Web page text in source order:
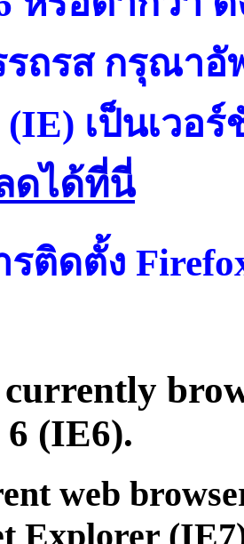
ถรส กรุณาอั
เป็นเวอ
ดได้ที่น
รติดตั้ง
(IE6).
web
Explorer